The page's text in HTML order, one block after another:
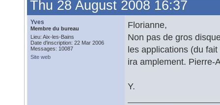
Thu 28 August 2008 16:37
Yves
Membre du bureau
Lieu: Aix-les-Bains
Date d'inscription: 22 Mar 2006
Messages: 10087
Site web
Florianne,
Non pas de gros
les applications (du
ira amplement. Pierre-
Y.